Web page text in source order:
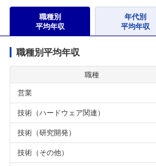
職種別
平均年収
年代別
平均年収
職種別平均年収
職種
営業
技術（ハードウェア関連）
技術（研究開発）
技術（その他）